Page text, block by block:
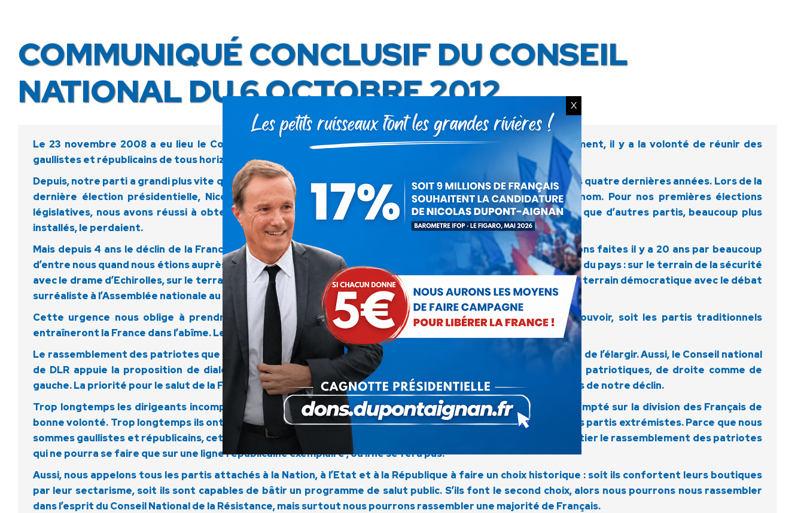
COMMUNIQUÉ CONCLUSIF DU CONSEIL
NATIONAL DU 6 OCTOBRE 2012
Le 23 novembre 2008 a eu lieu le Congrès fondateur de Debout la République. A la genèse de ce mouvement, il y a la volonté de réunir des
gaullistes et républicains de tous horizons. C’est la raison d’être de DLR.
Depuis, notre parti a grandi plus vite que nous ne l’aurions jamais espéré. Il a participé à tous les scrutins de ces quatre dernières années. Lors de la
dernière élection présidentielle, Nicolas Dupont-Aignan a rassemblé près de 700 000 Français sur son nom. Pour nos premières élections
législatives, nous avons réussi à obtenir un financement public grâce aux résultats de nos candidats, alors que d’autres partis, beaucoup plus
installés, le perdaient.
Mais depuis 4 ans le déclin de la France s’est aussi accéléré. Les faits donnent aujourd’hui raison aux prévisions faites il y a 20 ans par beaucoup
d’entre nous quand nous étions auprès de Philippe Séguin. Cette semaine a encore démontré la déliquescence du pays : sur le terrain de la sécurité
avec le drame d’Echirolles, sur le terrain économique avec les prévisions alarmantes de l’Insee ou encore sur le terrain démocratique avec le débat
surréaliste à l’Assemblée nationale au sujet du nouveau traité européen.
Cette urgence nous oblige à prendre nos responsabilités. Soit une force politique patriote arrive au pouvoir, soit les partis traditionnels
entraîneront la France dans l’abîme. Le temps presse. Il est impératif de faire bouger les lignes politiques.
Le rassemblement des patriotes que nous avons initié il y a 4 ans au sein de DLR, il est de notre responsabilité de l’élargir. Aussi, le Conseil national
de DLR appuie la proposition de dialogue de son Président Nicolas Dupont-Aignan avec toutes les forces patriotiques, de droite comme de
gauche. La priorité pour le salut de la France est de mettre définitivement hors-jeu ceux qui sont responsables de notre déclin.
Trop longtemps les dirigeants incompétents de l’UMP et du PS, qui ont échoué depuis tant d’années, ont compté sur la division des Français de
bonne volonté. Trop longtemps ils ont stérilisé toute alternative par le discrédit que jetaient sur nos idées les partis extrémistes. Parce que nous
sommes gaullistes et républicains, cette manœuvre n’a aucun effet sur nous. Il est donc du devoir de DLR d’initier le rassemblement des patriotes
qui ne pourra se faire que sur une ligne républicaine exemplaire ; ou il ne se fera pas.
Aussi, nous appelons tous les partis attachés à la Nation, à l’Etat et à la République à faire un choix historique : soit ils confortent leurs boutiques
par leur sectarisme, soit ils sont capables de bâtir un programme de salut public. S’ils font le second choix, alors nous pourrons nous rassembler
dans l’esprit du Conseil National de la Résistance, mais surtout nous pourrons rassembler une majorité de Français.
X